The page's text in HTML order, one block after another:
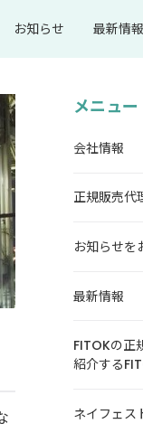
お知らせ 最新情報
メニュー
会社情報
正規販売代
お知らせを
最新情報
FITOKの正
紹介する
ネイフェ